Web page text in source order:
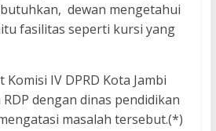
dewan mengetahui
fasilitas seperti kursi yang
IV DPRD Kota Jambi
dengan dinas pendidikan
masalah tersebut.(*)